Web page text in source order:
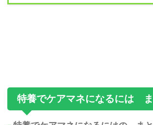
特養でケアマネになるには